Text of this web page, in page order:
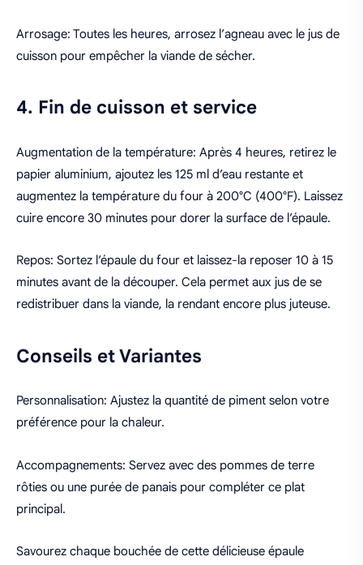
Arrosage: Toutes les heures, arrosez l’agneau avec le jus de
cuisson pour empêcher la viande de sécher.
4. Fin de cuisson et service
Augmentation de la température: Après 4 heures, retirez le
papier aluminium, ajoutez les 125 ml d’eau restante et
augmentez la température du four à 200°C (400°F). Laissez
cuire encore 30 minutes pour dorer la surface de l’épaule.
Repos: Sortez l’épaule du four et laissez-la reposer 10 à 15
minutes avant de la découper. Cela permet aux jus de se
redistribuer dans la viande, la rendant encore plus juteuse.
Conseils et Variantes
Personnalisation: Ajustez la quantité de piment selon votre
préférence pour la chaleur.
Accompagnements: Servez avec des pommes de terre
rôties ou une purée de panais pour compléter ce plat
principal.
Savourez chaque bouchée de cette délicieuse épaule